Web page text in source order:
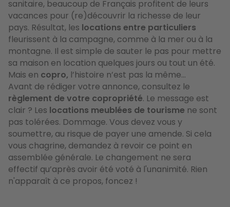
sanitaire, beaucoup de Français profitent de leurs
vacances pour (re)découvrir la richesse de leur
pays. Résultat, les locations entre particuliers
fleurissent à la campagne, comme à la mer ou à la
montagne. Il est simple de sauter le pas pour mettre
sa maison en location quelques jours ou tout un été.
Mais en copro, l’histoire n’est pas la même...
Avant de rédiger votre annonce, consultez le
règlement de votre copropriété. Le message est
clair ? Les locations meublées de tourisme ne sont
pas tolérées. Dommage. Vous devez vous y
soumettre, au risque de payer une amende. Si cela
vous chagrine, demandez à revoir ce point en
assemblée générale. Le changement ne sera
effectif qu’après avoir été voté à l'unanimité. Rien
n'apparaît à ce propos, foncez !